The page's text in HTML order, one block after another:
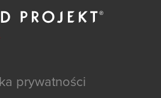
prywatności